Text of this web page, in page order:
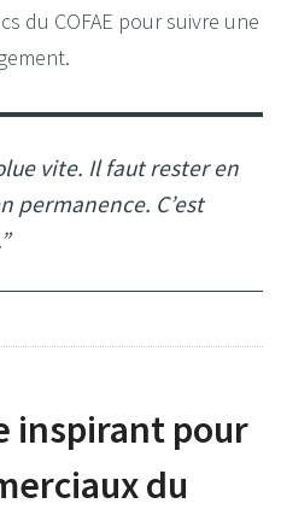
du COFAE pour suivre une
vite. Il faut rester en
permanence. C’est
inspirant pour
du